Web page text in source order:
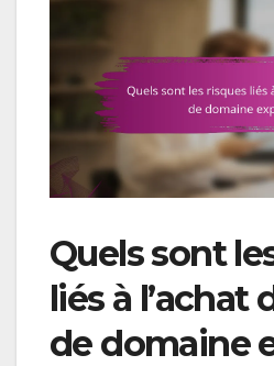
Quels sont
liés à l’achat
de domaine